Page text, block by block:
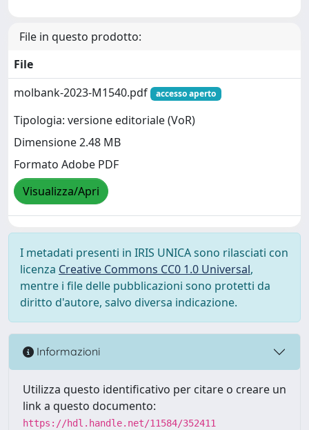
File in questo prodotto:
File
molbank-2023-M1540.pdf
accesso aperto
Tipologia: versione editoriale (VoR)
Dimensione 2.48 MB
Formato Adobe PDF
Visualizza/Apri
I metadati presenti in IRIS UNICA sono rilasciati con
licenza Creative Commons CC0 1.0 Universal,
mentre i file delle pubblicazioni sono protetti da
diritto d'autore, salvo diversa indicazione.
Informazioni
Utilizza questo identificativo per citare o creare un
link a questo documento:
https://hdl.handle.net/11584/352411